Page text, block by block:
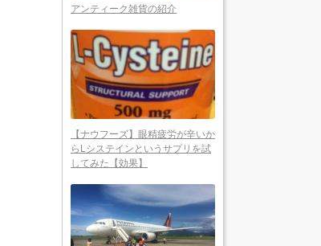
アンティーク雑貨の紹介
【ナウフーズ】眼精疲労が辛いか
らLシステインというサプリを試
してみた【効果】